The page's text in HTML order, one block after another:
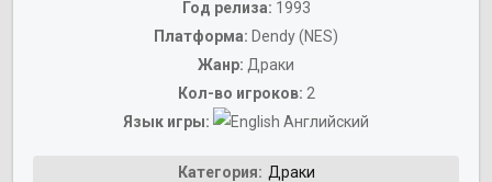
Год релиза: 1993
Платформа: Dendy (NES)
Жанр: Драки
Кол-во игроков: 2
Язык игры:
Английский
Категория: Драки